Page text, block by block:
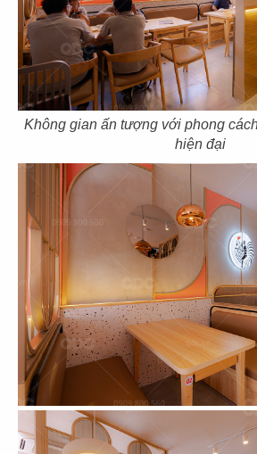
Không gian ấn tượng với phong
hiện đại
LIÊN HOA BAKERY
CN Đà Lạt
MCQ
CN
FLORA HAVEN
CN San Jose - USA
130
CN Bến
131
TOWA SUSHI
CN Long Xuyên
132
CN Tân